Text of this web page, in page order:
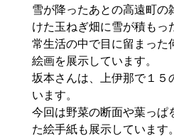
雪が降ったあとの高遠町の
けた玉ねぎ畑に雪が積もっ
常生活の中で目に留まった
絵画を展示しています。
坂本さんは、上伊那で１５
います。
今回は野菜の断面や葉っぱ
た絵手紙も展示しています。